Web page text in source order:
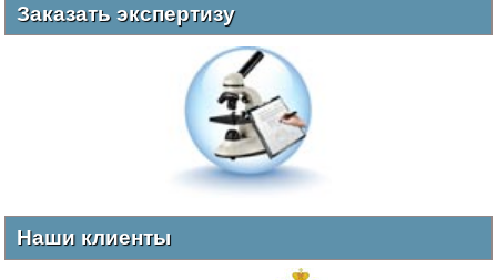
Заказать экспертизу
Наши клиенты